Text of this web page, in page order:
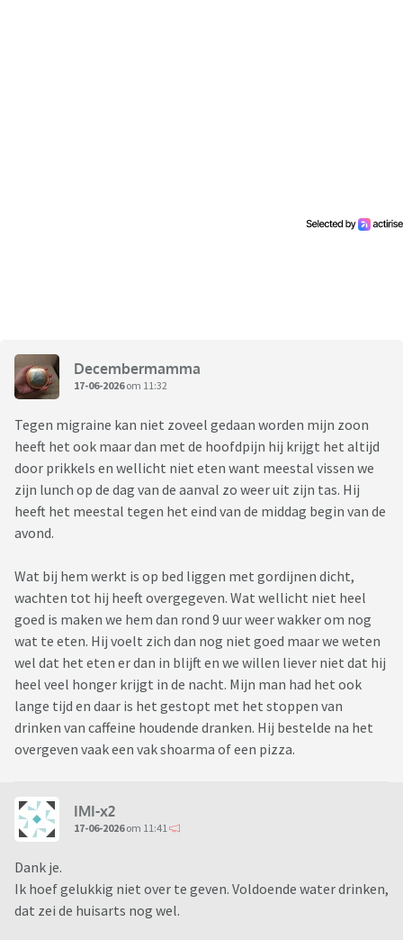
Decembermamma
17-06-2026om 11:32
Tegen migraine kan niet zoveel gedaan worden mijn zoon
heeft het ook maar dan met de hoofdpijn hij krijgt het altijd
door prikkels en wellicht niet eten want meestal vissen we
zijn lunch op de dag van de aanval zo weer uit zijn tas. Hij
heeft het meestal tegen het eind van de middag begin van de
avond.
Wat bij hem werkt is op bed liggen met gordijnen dicht,
wachten tot hij heeft overgegeven. Wat wellicht niet heel
goed is maken we hem dan rond 9 uur weer wakker om nog
wat te eten. Hij voelt zich dan nog niet goed maar we weten
wel dat het eten er dan in blijft en we willen liever niet dat hij
heel veel honger krijgt in de nacht. Mijn man had het ook
lange tijd en daar is het gestopt met het stoppen van
drinken van caffeine houdende dranken. Hij bestelde na het
overgeven vaak een vak shoarma of een pizza.
IMI-x2
17-06-2026om 11:41
Dank je.
Ik hoef gelukkig niet over te geven. Voldoende water drinken,
dat zei de huisarts nog wel.